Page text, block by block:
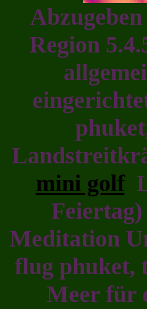
Region
mini golf
Meditation
flug phuket,
Meer für